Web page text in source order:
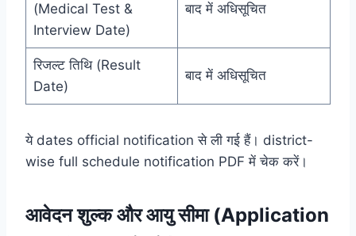
(Medical Test &
Interview Date)
बाद में अधिसूचित
रिजल्ट तिथि (Result
Date)
बाद में अधिसूचित
ये dates official notification से ली गई हैं। district-
wise full schedule notification PDF में चेक करें।
आवेदन शुल्क और आयु सीमा (Application